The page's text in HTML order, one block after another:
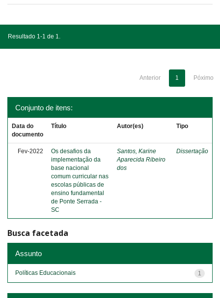
Resultado 1-1 de 1.
Anterior 1 Póximo
Conjunto de itens:
Data do
documento
Título Autor(es) Tipo
Fev-2022
Os desafios da
implementação da
base nacional
comum curricular nas
escolas públicas de
ensino fundamental
de Ponte Serrada -
SC
Santos, Karine
Aparecida Ribeiro
dos
Dissertação
Busca facetada
Assunto
1
Políticas Educacionais